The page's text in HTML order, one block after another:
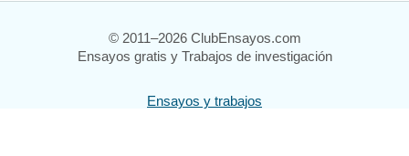
© 2011–2026 ClubEnsayos.com
Ensayos gratis y Trabajos de investigación
Ensayos y trabajos